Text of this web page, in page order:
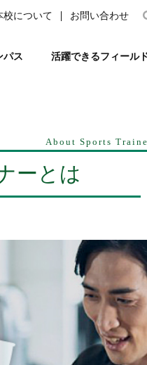
校について お問い合わせ
骨院 はりきゅうミュー
パス 活躍できるフィール
ーとは
About Sports